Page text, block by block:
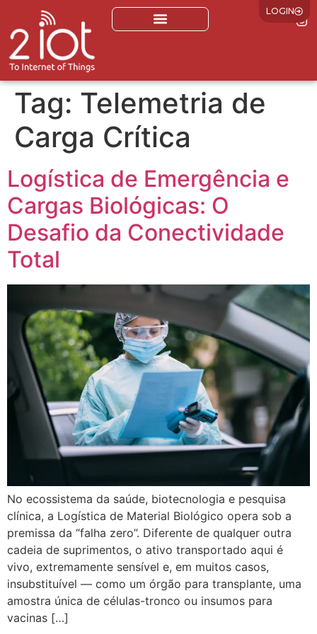
LOGIN
Tag: Telemetria de
Carga Crítica
Logística de Emergência e
Cargas Biológicas: O
Desafio da Conectividade
Total
No ecossistema da saúde, biotecnologia e pesquisa
clínica, a Logística de Material Biológico opera sob a
premissa da “falha zero”. Diferente de qualquer outra
cadeia de suprimentos, o ativo transportado aqui é
vivo, extremamente sensível e, em muitos casos,
insubstituível — como um órgão para transplante, uma
amostra única de células-tronco ou insumos para
vacinas […]